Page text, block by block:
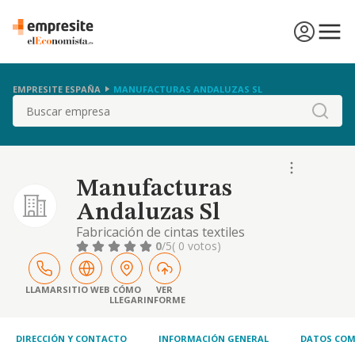
EMPRESITE ESPAÑA MANUFACTURAS ANDALUZAS SL
Buscar
Manufacturas
Andaluzas Sl
Fabricación de cintas textiles
0/5( 0 votos)
LLAMARSITIO WEB CÓMO
LLEGAR
VER
INFORME
DIRECCIÓN Y CONTACTO INFORMACIÓN GENERAL DATOS